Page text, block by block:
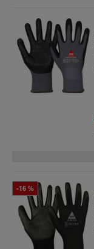
-16 %